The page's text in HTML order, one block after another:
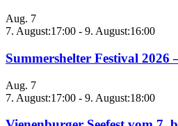
Aug. 7
7. August:17:00 - 9. August:16:00
Summershelter Festival 2026
Aug. 7
7. August:17:00 - 9. August:18:00